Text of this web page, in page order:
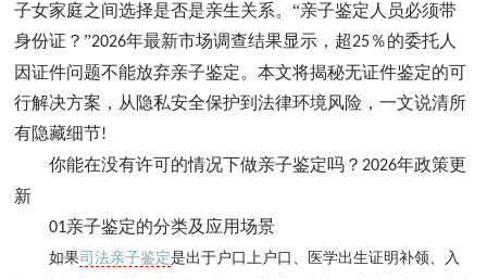
子女家庭之间选择是否是亲生关系。‌“亲子鉴定人员必须带
身份证？”2026年最新市场调查结果显示，超25％的委托人
因证件问题不能放弃亲子鉴定。本文将揭秘无证件鉴定的可
行解决方案，从隐私安全保护到法律环境风险，一文说清所
有隐藏细节!
你能在没有许可的情况下做亲子鉴定吗？ 2026年政策更
新
01亲子鉴定的分类及应用场景
如果司法亲子鉴定是出于户口上户口、医学出生证明补领、入